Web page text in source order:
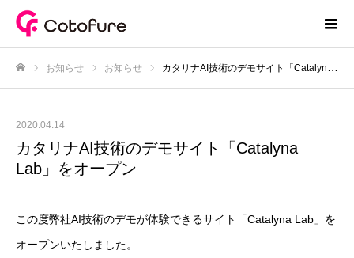
お知らせ お知らせ カタリナAI技術のデモサイト「Catalyna Lab」をオープン
2020.04.14
カタリナAI技術のデモサイト「Catalyna
Lab」をオープン
この度弊社AI技術のデモが体験できるサイト「Catalyna Lab」を
オープンいたしました。